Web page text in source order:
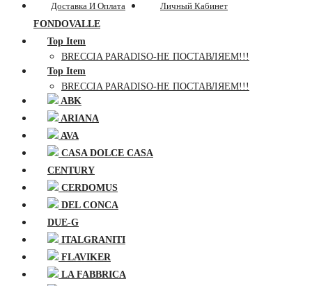
Доставка И Оплата
Личный Кабинет
FONDOVALLE
Top Item
BRECCIA PARADISO-НЕ ПОСТАВЛЯЕМ!!!
Top Item
BRECCIA PARADISO-НЕ ПОСТАВЛЯЕМ!!!
ABK
ARIANA
AVA
CASA DOLCE CASA
CENTURY
CERDOMUS
DEL CONCA
DUE-G
ITALGRANITI
FLAVIKER
LA FABBRICA